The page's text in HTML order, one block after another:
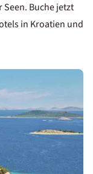
Buche jetzt
in Kroatien und